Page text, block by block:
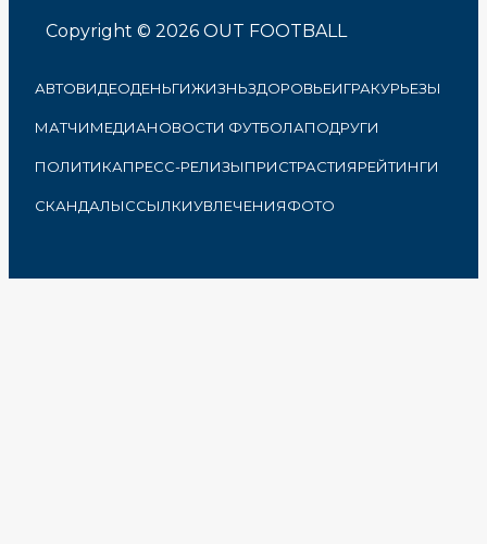
Copyright © 2026 OUT FOOTBALL
АВТОВИДЕОДЕНЬГИЖИЗНЬЗДОРОВЬЕИГРАКУРЬЕЗЫ
МАТЧИМЕДИАНОВОСТИ ФУТБОЛАПОДРУГИ
ПОЛИТИКАПРЕСС-РЕЛИЗЫПРИСТРАСТИЯРЕЙТИНГИ
СКАНДАЛЫССЫЛКИУВЛЕЧЕНИЯФОТО